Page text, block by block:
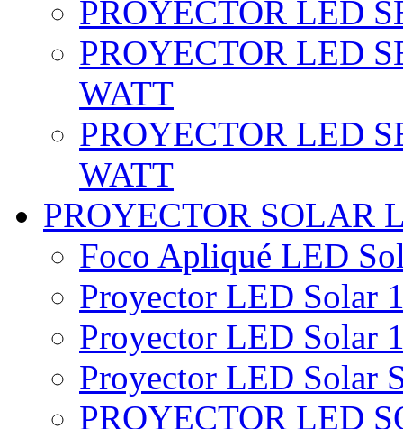
PROYECTOR LED
PROYECTOR LED
WATT
PROYECTOR LED
WATT
PROYECTOR SOLAR
Foco Apliqué LED
Proyector LED Solar
Proyector LED Solar
Proyector LED Solar
PROYECTOR LED